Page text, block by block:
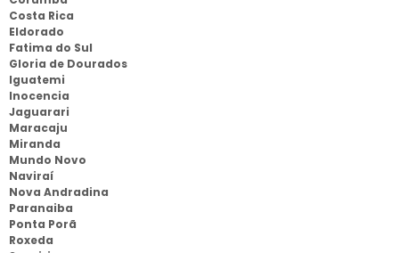
Costa Rica
Eldorado
Fatima do Sul
Gloria de Dourados
Iguatemi
Inocencia
Jaguarari
Maracaju
Miranda
Mundo Novo
Naviraí
Nova Andradina
Paranaiba
Ponta Porã
Roxeda